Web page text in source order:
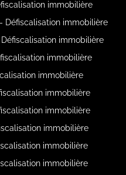
immobilière
Défiscalisation immobilière
immobilière
immobilière
immobilière
immobilière
immobilière
immobilière
immobilière
immobilière